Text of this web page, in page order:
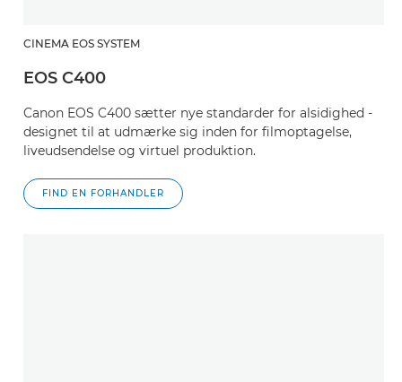
CINEMA EOS SYSTEM
EOS C400
Canon EOS C400 sætter nye standarder for alsidighed -
designet til at udmærke sig inden for filmoptagelse,
liveudsendelse og virtuel produktion.
FIND EN FORHANDLER